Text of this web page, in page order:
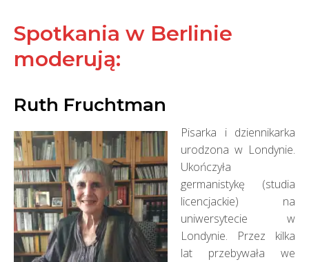
Spotkania w Berlinie
moderują:
Ruth Fruchtman
Pisarka i dziennikarka
urodzona w Londynie.
Ukończyła
germanistykę (studia
licencjackie) na
uniwersytecie w
Londynie. Przez kilka
lat przebywała we